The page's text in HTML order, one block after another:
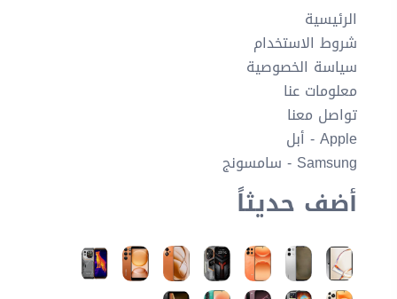
الرئيسية
شروط الاستخدام
سياسة الخصوصية
معلومات عنا
تواصل معنا
Apple - أبل
Samsung - سامسونج
أضف حديثاً